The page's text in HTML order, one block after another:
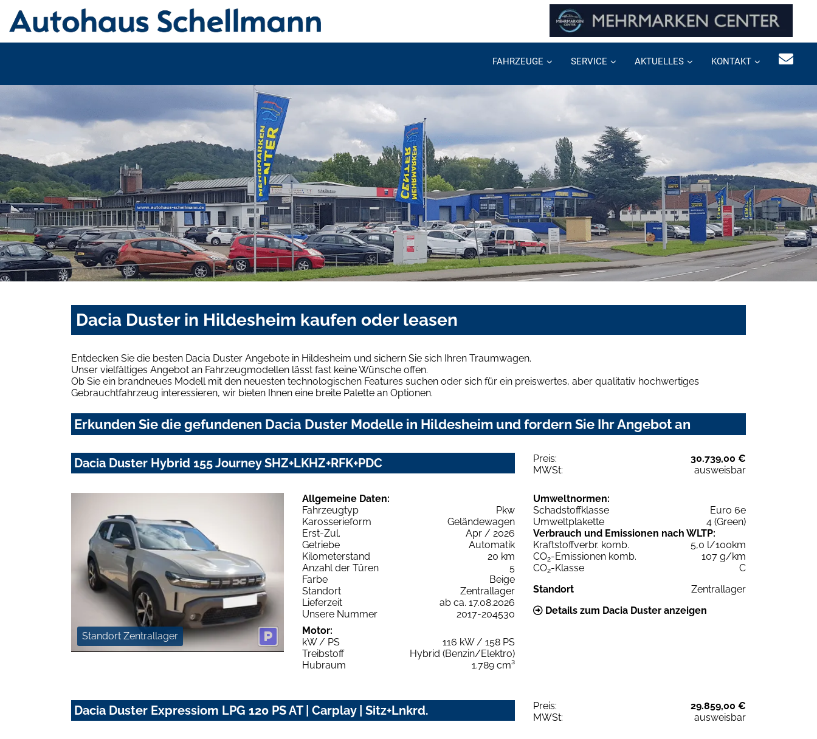
FAHRZEUGE SERVICE AKTUELLES KONTAKT
Dacia Duster in Hildesheim kaufen oder leasen
Entdecken Sie die besten Dacia Duster Angebote in Hildesheim und sichern Sie sich Ihren Traumwagen.
Unser vielfältiges Angebot an Fahrzeugmodellen lässt fast keine Wünsche offen.
Ob Sie ein brandneues Modell mit den neuesten technologischen Features suchen oder sich für ein preiswertes, aber qualitativ hochwertiges
Gebrauchtfahrzeug interessieren, wir bieten Ihnen eine breite Palette an Optionen.
Erkunden Sie die gefundenen Dacia Duster Modelle in Hildesheim und fordern Sie Ihr Angebot an
Dacia Duster Hybrid 155 Journey SHZ+LKHZ+RFK+PDC Preis:
30.739,00 €
MWSt:
ausweisbar
Standort Zentrallager
Allgemeine Daten:
Fahrzeugtyp
Pkw
Karosserieform
Geländewagen
Erst-Zul.
Apr / 2026
Getriebe
Automatik
Kilometerstand
20 km
Anzahl der Türen
5
Farbe
Beige
Standort
Zentrallager
Lieferzeit
ab ca. 17.08.2026
Unsere Nummer
2017-204530
Motor:
kW / PS
116 kW / 158 PS
Treibstoff
Hybrid (Benzin/Elektro)
Hubraum
1.789 cm³
Umweltnormen:
Schadstoffklasse
Euro 6e
Umweltplakette
4 (Green)
Verbrauch und Emissionen nach WLTP:
Kraftstoffverbr. komb.
5,0 l/100km
CO2-Emissionen komb.
107 g/km
CO2-Klasse
C
Standort
Zentrallager
Details zum Dacia Duster anzeigen
Dacia Duster Expressiom LPG 120 PS AT | Carplay | Sitz+Lnkrd. Preis:
29.859,00 €
MWSt:
ausweisbar